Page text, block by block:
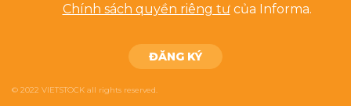
Chính sách quyền riêng tưcủa Informa.
© 2022 VIETSTOCK all rights reserved.